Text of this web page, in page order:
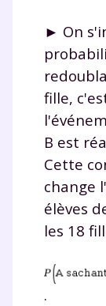
► On
fille,
B est
Cette
change
élèves
les 18
.